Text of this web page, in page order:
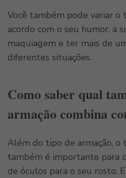
Você também pode variar o
acordo com o seu humor, a
maquiagem e ter mais de
diferentes situações.
Como saber qual
armação combina
Além do tipo de armação, o
também é importante para
de óculos para o seu rosto.